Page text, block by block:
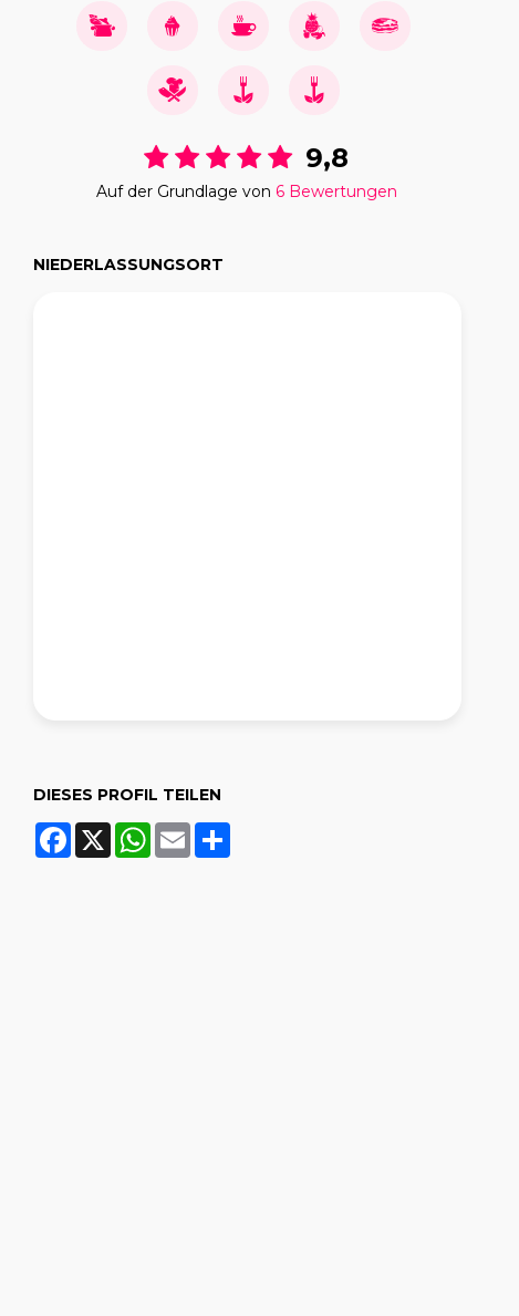
9,8
Auf der Grundlage von 6 Bewertungen
NIEDERLASSUNGSORT
DIESES PROFIL TEILEN
Facebook
X WhatsApp
EmailShare